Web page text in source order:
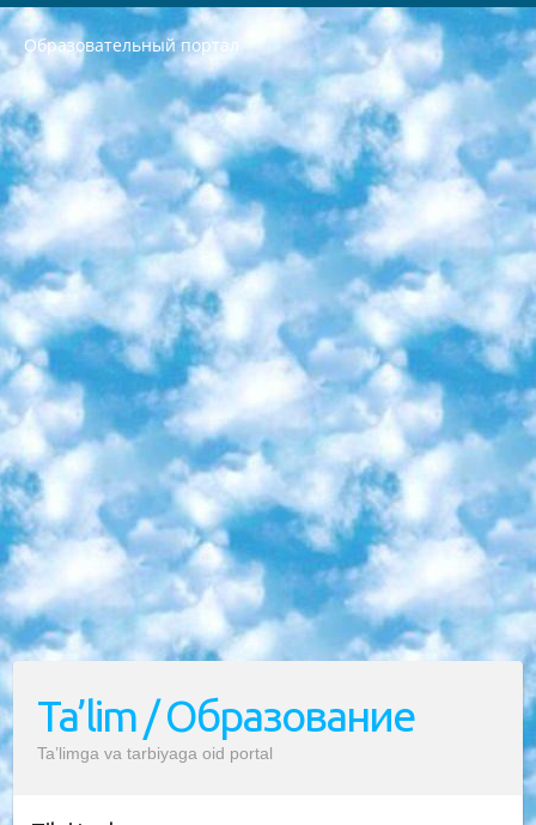
Образовательный портал
РЕСПУБЛИКА УЗБЕКИСТАН МИНИСТРЕРСТВО ДОШКОЛЬНОГО И ШКОЛЬНОГО ОБРАЗОВАНИЯ КОМАНДА в общеобразовательных учреждениях в 2023-2024 учебном году организация и проведение итоговой государственной аттестации обучающихся о Министра дошкольного и школьного образования Республики Узбекистан от 4 марта 2008 года (постановлением Минюста от 20 марта 2008 года № 1778 государственной регистрации) «Итоговое состояние учащихся общего среднего образования на основании положения об утверждении положения об аттестации общего среднего образования выпускной экзамен студентов в образовательных учреждениях в 2023-2024 учебном году В целях организации и прохождения аттестации приказываю: 1. Следующее: перечень предметов, по которым будет проводиться итоговая государственная аттестация и экзамен формы перевода согласно приложению 1; сертификаты международного образца, оценивающие уровень владения иностранными языками перечень согласно приложению 2; 2. Педагогический при специализированных образовательных учреждениях. научно-практический центр квалификации и международной оценки (Д.Давидова) 2024 г. До 25 марта: задания по предметам, по которым будет проводиться итоговая аттестация разработка и утверждение технических условий; итоговая аттестация на основании разработанного предметного задания разработка вопросов по предметам (устно и письменно), экзамен передача; общеобразовательные средние школы и специальные учебные заведения учащиеся выпускных классов школ и интернатов в агентской системе подготовка базы данных экзаменационных материалов и критериев оценки; перевод базы экзаменационных материалов на все языки обучения подать в Республиканский образовательный центр для изготовления; варианты экзаменов на основе разработанных контрольных материалов пусть будут поставлены задачи формирования. 3. Республиканский образовательный центр (Ш.Худайкулов) до 5 апреля 2024 года. до: база данных предоставленных экзаменационных материалов на все языки обучения перевод и экспертиза; для слепых, слабовидящих, глухих, слабослышащих и умственно отсталых детей учащиеся выпускных классов специализированных школ и школ-интернатов база данных экзаменационных материалов на всех преподаваемых языках подготовка критериев оценки; специализированные школы для умственно отсталых детей и технологии для учащихся выпускных классов школ-интернатов разработка соответствующих рекомендаций и критериев проведения ЕГЭ по естествознанию давать задания. 4. Педагогический при специализированных образовательных учреждениях. Научно-практический центр навыков и международной оценки (Д.Давидова), Республика образовательный центр (Худайкулов Ш.) итоговый государственный аттестационный экзамен ориентирован на творческое и логическое мышление при подготовке базы материалов учитывать введение заданий. 5. Следует отметить, что: сертификат государственного образца о знании общеобразовательного предмета и как минимум национальный уровень B1 по предметам на иностранных языках, указанным в Приложении 2. или международно признанный сертификат эквивалентного уровня студенты, изучающие определенный предмет, освобождаются от экзамена; по соответствующим предметам запланирована итоговая государственная аттестация за день до дня, путем жеребьевки Рабочей группой (в письменной форме по предметам, проводимым в форме) из числа сформированных вариантов выбрано 2 варианта; 2 выбранных варианта экзамена анонсированы на официальном сайте министерства и все выпускники по всей стране на основе этих вариантов проводит итоговую государственную аттестацию. 6. Государственное образование учащихся средних общеобразовательных учреждений. знания в соответствии с квалификационными требованиями, которые необходимо приобрести на основании стандартов итоговый (выпускной) контроль для 9 и 11 классов в целях тестирования Экзамены (далее – экзамены) состоят из предметов, перечисленных в приложении 1. будет сделано. 7. Экзамены пройдут с 26 мая по 15 июня 2024 г. (кроме науки физического воспитания). 8. Физическая для учащихся 9 классов общесредних образовательных учреждений. Экзамены по предмету «Образование, квалификация медицина» 1-6 мая 2024 года. сотрудники перевести под присмотр (с отклонениями в физическом или умственном развитии) специализированная школа для детей, школы-интернаты и со сколиозом школы-интернаты санаторного типа для больных детей исключены). 9. Он был слепым, слабовидящим и имел нарушения опорно-двигательного аппарата. экзамены в специализированных школах и интернатах для детей должны проводиться исходя из требований, предъявляемых к общеобразовательным учреждениям (физкультура кроме науки). 10. Специализированная школа для глухих и слабослышащих детей. и экзамены в интернатах и быть реализован в виде письменного теста по математике. 11. Специальность для умственно отсталых детей. Для 9 класса Родной язык и литературное письмо Государственный язык (язык обучения – узбекский). для неклассов) написано Математическое письмо Письменная/устная история Узбекистана Физическое воспитание практично Итоговый контроль Для 11 класса Написание родного языка и литературы (эссе) Математическое письмо Узбекский язык (обучение на узбекском языке) не посещающее общее среднее образование для учреждений)/Образовательное учреждение выбор письменный и устный Иностранный язык письменный/устный Письменная/устная история Узбекистана *По выбору студента:  Химия  Физика  Основы государственного права  География 10 бесплатных образовательных ресурсов - Мы составили подборку онлайн-проектов с интерактивными упражнениями, видеолекциями и статьями. Они помогут вам обрести новые и освежить старые знания бесплатно. 1. «ИНТУИТ» Старейшая образовательная площадка Рунета. Здесь вы найдёте сотни текстовых и видеокурсов на десятки различных тем — от программирования до психологии. Многие курсы подготовлены российскими университетами и крупными международными компаниями вроде Intel и Microsoft. Самостоятельное обучение бесплатное, но желающие могут оплатить услуги персональных наставников. 2. «Смартия» знакомит с актуальными профессиями и подсказывает, как им обучаться. Выбрав заинтересовавшую вас специальность — SMM-специалист, фотограф, веб-дизайнер или другую, — увидите список необходимых для неё умений. Чтобы вы могли освоить их самостоятельно, для каждого умения площадка отображает подборку ссылок на учебные материалы. Хотя «Смартия» ориентируется на русскоязычную аудиторию, часть контента всё же доступна только на английском. 3. «Лекторий Физтеха» Проект Московского физико-технического института (Физтеха). С его помощью вы можете смотреть онлайн серии лекций, записанные на видео в этом вузе. В числе доступных предметов — физика, биология, химия, информационные технологии и другие. К некоторым лекциям администрация ресурса прилагает готовые конспекты, которые можно скачивать в PDF-формате. 4. ITMOcourses Онлайн-площадка Санкт-Петербургского национального исследовательского университета информационных технологий, механики и оптики (ИТМО). Ресурс предоставляет свободный доступ к курсам, разработанным в этом вузе. Каталог материалов разбит на четыре категории: «Оптические системы и технологии», «Приборостроение и робототехника», «Информационные технологии» и «Биотехнологии». Курсы состоят из видеолекций, интерактивных демонстраций и заданий. 5. «КиберЛенинка» Электронная научная библиотека открытого доступа. Каталог площадки регулярно обрастает текстами статей из различных научных изданий. Сгруппированные по журналам и рубрикам публикации можно читать онлайн или скачивать целиком в PDF-формате. Проект нацелен на популяризацию науки за счёт открытого доступа к качественной информации. 6. «ПостНаука» На этом ресурсе публикуют подборки видеолекций, составленные экспертами из разных отраслей и объединённые общими темами. Среди них, к примеру, есть серии «Биоинформатика и геномика», «Культура средневековой Скандинавии» и Cinema Studies о теории кино. Каждая подборка лекций — логически связанная история, рассказанная экспертом от первого лица. Кроме того, на сайте появляются научно-образовательные статьи и тесты на разные темы. 7. «Newочём» Команда проекта «Newочём» отбирает самые интересные тексты из англоязычных СМИ и переводит те из них, за которые голосуют участники сообщества «ВКонтакте». По большей части это научно-популярные статьи. Редакторы придумывают лишь заголовки, в остальном содержание переводов соответствует оригиналам. Полные тексты можно читать прямо в социальной сети. 8. InternetUrok Онлайн-база материалов по основным дисциплинам школьной программы. Информация на сайте структурирована по классам, предметам и темам (урокам). Каждый урок состоит из видеолекций и конспектов. Есть также интерактивные тренажёры и тесты для закрепления пройденного материала. Даже если вы давно окончили школу, возможность повторить программу старших классов всегда может пригодиться. 9. Edutainme Ещё один ресурс об образовании. В отличие от Newtonew, как мне кажется, Edutainme больше ориентируется на представителей индустрии: педагогов, предпринимателей, разработчиков образовательных проектов. Но и любой, кто просто стремится к саморазвитию, найдёт на сайте много полезного и интересного для себя. Например, информацию о новых курсах и образовательных сервисах. 10. Newtonew Онлайн-медиа об образовании и обучении в широком смысле. Авторы Newtonew пишут об инструментах, заведениях, тактиках и стратегиях, которые помогают учить других и получать новые знания самостоятельно. На этой площадке вы найдёте новости, обзоры, аналитические мат
Ta’lim / Образование
Ta’limga va tarbiyaga oid portal